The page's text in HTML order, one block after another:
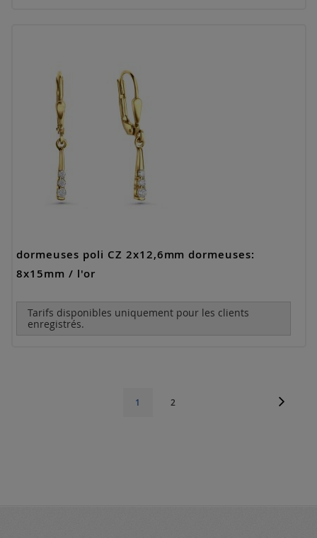
dormeuses poli CZ 2x12,6mm dormeuses:
8x15mm / l'or
Tarifs disponibles uniquement pour les clients
enregistrés.
Vous
1 Page
2